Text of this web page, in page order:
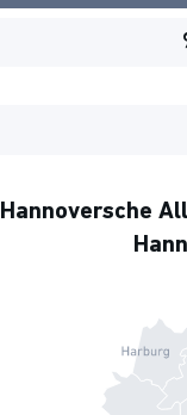
Hannoversche